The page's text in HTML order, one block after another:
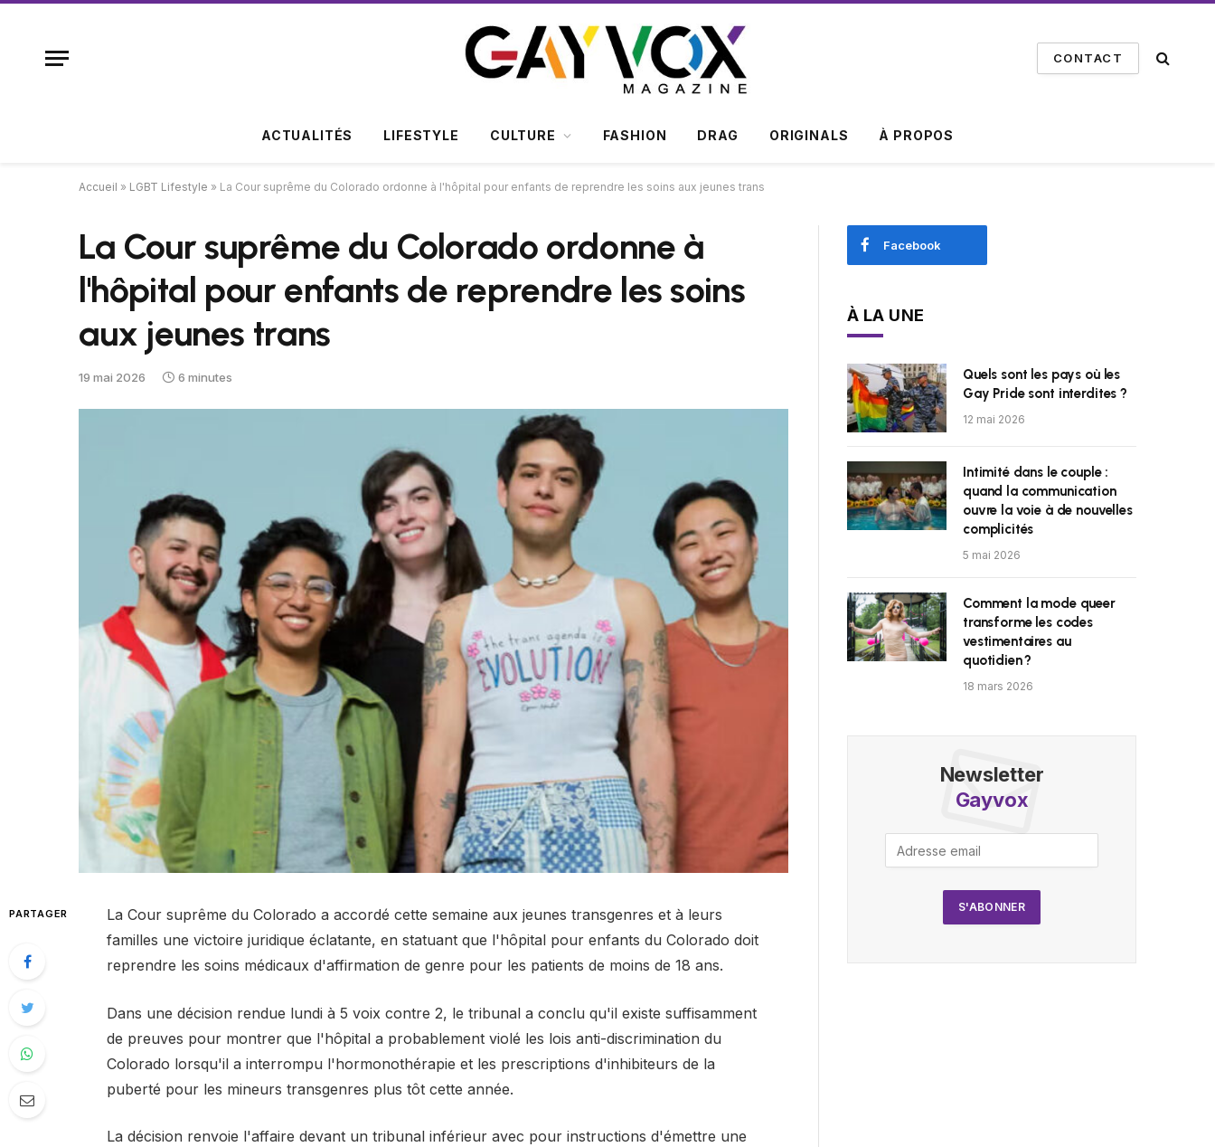
CONTACT
ACTUALITÉS LIFESTYLE CULTURE FASHION DRAG ORIGINALS À PROPOS
Accueil » LGBT Lifestyle » La Cour suprême du Colorado ordonne à l'hôpital pour enfants de reprendre les soins aux jeunes trans
La Cour suprême du Colorado ordonne à
l'hôpital pour enfants de reprendre les soins
aux jeunes trans
19 mai 2026 6 minutes
PARTAGER
La Cour suprême du Colorado a accordé cette semaine aux jeunes transgenres et à leurs
familles une victoire juridique éclatante, en statuant que l'hôpital pour enfants du Colorado doit
reprendre les soins médicaux d'affirmation de genre pour les patients de moins de 18 ans.
Dans une décision rendue lundi à 5 voix contre 2, le tribunal a conclu qu'il existe suffisamment
de preuves pour montrer que l'hôpital a probablement violé les lois anti-discrimination du
Colorado lorsqu'il a interrompu l'hormonothérapie et les prescriptions d'inhibiteurs de la
puberté pour les mineurs transgenres plus tôt cette année.
La décision renvoie l'affaire devant un tribunal inférieur avec pour instructions d'émettre une
Facebook
À LA UNE
Quels sont les pays où les
Gay Pride sont interdites ?
12 mai 2026
Intimité dans le couple :
quand la communication
ouvre la voie à de nouvelles
complicités
5 mai 2026
Comment la mode queer
transforme les codes
vestimentaires au
quotidien ?
18 mars 2026
Newsletter
Gayvox